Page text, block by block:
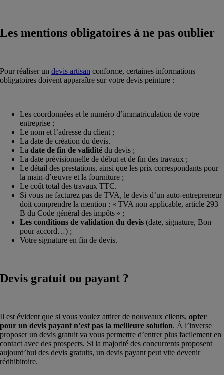
Les mentions obligatoires à ne pas oublier
Pour réaliser un devis artisan conforme, certaines informations
obligatoires doivent apparaître sur votre devis peinture :
Les coordonnées et le numéro d’immatriculation de votre
entreprise ;
Le nom et l’adresse du client ;
La date de création du devis.
La date de fin de validité du devis ;
La date prévisionnelle de début et de fin des travaux ;
Le détail des prestations, ainsi que les prix correspondants pour
la main-d’œuvre et la fourniture ;
Le coût total des travaux TTC.
Si vous ne facturez pas de TVA, le devis d’un auto-entrepreneur
doit comprendre la mention : « TVA non applicable, article 293
B du Code général des impôts » ;
Les conditions de validation du devis (date, signature, Bon
pour accord…) ;
Votre signature en fin de devis.
Devis gratuit ou payant ?
Il est évident que si vous voulez attirer de nouveaux clients, opter
pour un devis payant n’est pas la meilleure solution. À l’inverse
proposer un devis gratuit va vous permettre d’entrer plus facilement en
contact avec des prospects. Si la majorité des concurrents proposent
aujourd’hui des devis gratuits, un devis payant peut vite devenir
rédhibitoire.